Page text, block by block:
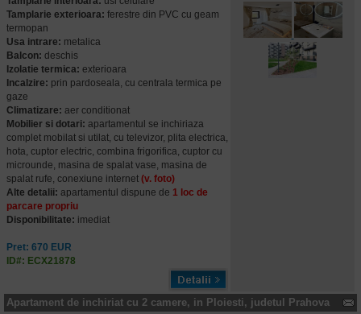
Tamplarie exterioara: ferestre din PVC cu geam
termopan
Usa intrare: metalica
Balcon: deschis
Izolatie termica: exterioara
Incalzire: prin pardoseala, cu centrala termica pe
gaze
Climatizare: aer conditionat
Mobilier si dotari: apartamentul se inchiriaza
complet mobilat si utilat, cu televizor, plita electrica,
hota, cuptor electric, combina frigorifica, cuptor cu
microunde, masina de spalat vase, masina de
spalat rufe, conexiune internet (v. foto)
Alte detalii: apartamentul dispune de 1 loc de
parcare propriu
Disponibilitate: imediat
Pret: 670 EUR
ID#: ECX21878
Apartament de inchiriat cu 2 camere, in Ploiesti, judetul Prahova